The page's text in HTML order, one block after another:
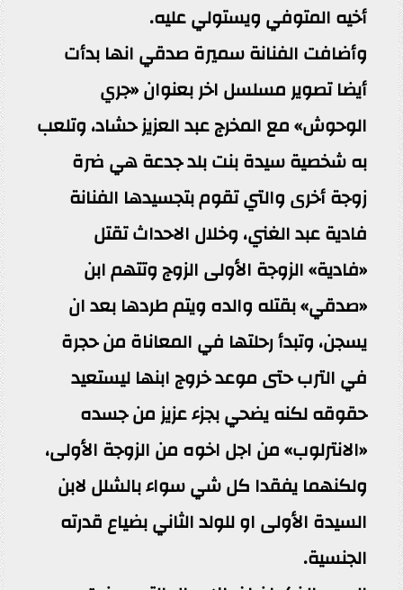
أخيه المتوفي ويستولي عليه.
وأضافت الفنانة سميرة صدقي انها بدأت
أيضا تصوير مسلسل اخر بعنوان «جري
الوحوش» مع المخرج عبد العزيز حشاد، وتلعب
به شخصية سيدة بنت بلد جدعة هي ضرة
زوجة أخرى والتي تقوم بتجسيدها الفنانة
فادية عبد الغني، وخلال الاحداث تقتل
«فادية» الزوجة الأولى الزوج وتتهم ابن
«صدقي» بقتله والده ويتم طردها بعد ان
يسجن، وتبدأ رحلتها في المعاناة من حجرة
في الترب حتى موعد خروج ابنها ليستعيد
حقوقه لكنه يضحي بجزء عزيز من جسده
«الانترلوب» من اجل اخوه من الزوجة الأولى،
ولكنهما يفقدا كل شي سواء بالشلل لابن
السيدة الأولى او للولد الثاني بضياع قدرته
الجنسية.